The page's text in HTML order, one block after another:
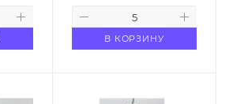
В КОРЗИНУ